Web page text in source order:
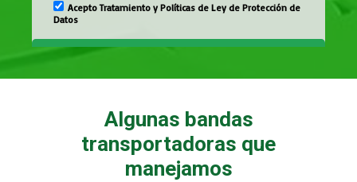
Algunas bandas
transportadoras que
manejamos